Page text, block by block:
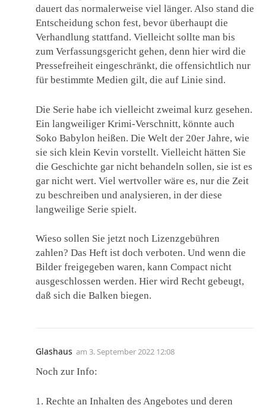
dauert das normalerweise viel länger. Also stand die
Entscheidung schon fest, bevor überhaupt die
Verhandlung stattfand. Vielleicht sollte man bis
zum Verfassungsgericht gehen, denn hier wird die
Pressefreiheit eingeschränkt, die offensichtlich nur
für bestimmte Medien gilt, die auf Linie sind.
Die Serie habe ich vielleicht zweimal kurz gesehen.
Ein langweiliger Krimi-Verschnitt, könnte auch
Soko Babylon heißen. Die Welt der 20er Jahre, wie
sie sich klein Kevin vorstellt. Vielleicht hätten Sie
die Geschichte gar nicht behandeln sollen, sie ist es
gar nicht wert. Viel wertvoller wäre es, nur die Zeit
zu beschreiben und analysieren, in der diese
langweilige Serie spielt.
Wieso sollen Sie jetzt noch Lizenzgebühren
zahlen? Das Heft ist doch verboten. Und wenn die
Bilder freigegeben waren, kann Compact nicht
ausgeschlossen werden. Hier wird Recht gebeugt,
daß sich die Balken biegen.
Glashaus am 3. September 2022 12:08
Noch zur Info:
1. Rechte an Inhalten des Angebotes und deren